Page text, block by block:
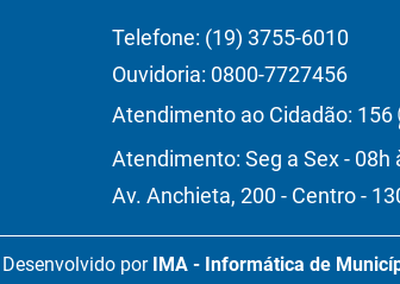
Telefone: (19) 3755-6010
Ouvidoria: 0800-7727456
Atendimento ao Cidadão: 156
Atendimento: Seg a Sex - 08h
Av. Anchieta, 200 - Centro -
Desenvolvido por IMA - Informática de